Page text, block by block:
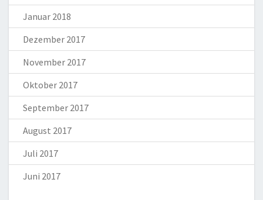
Januar 2018
Dezember 2017
November 2017
Oktober 2017
September 2017
August 2017
Juli 2017
Juni 2017